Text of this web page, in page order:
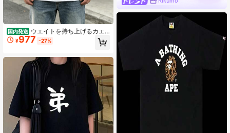
国内発送 ウエイトを持ち上げるカエ
ルプリント レディース風Tシャツ 10
0%ピュアコットン ラウンドネック
ア フェスティバルやパーティーに最
適 トップス
¥977 -27%